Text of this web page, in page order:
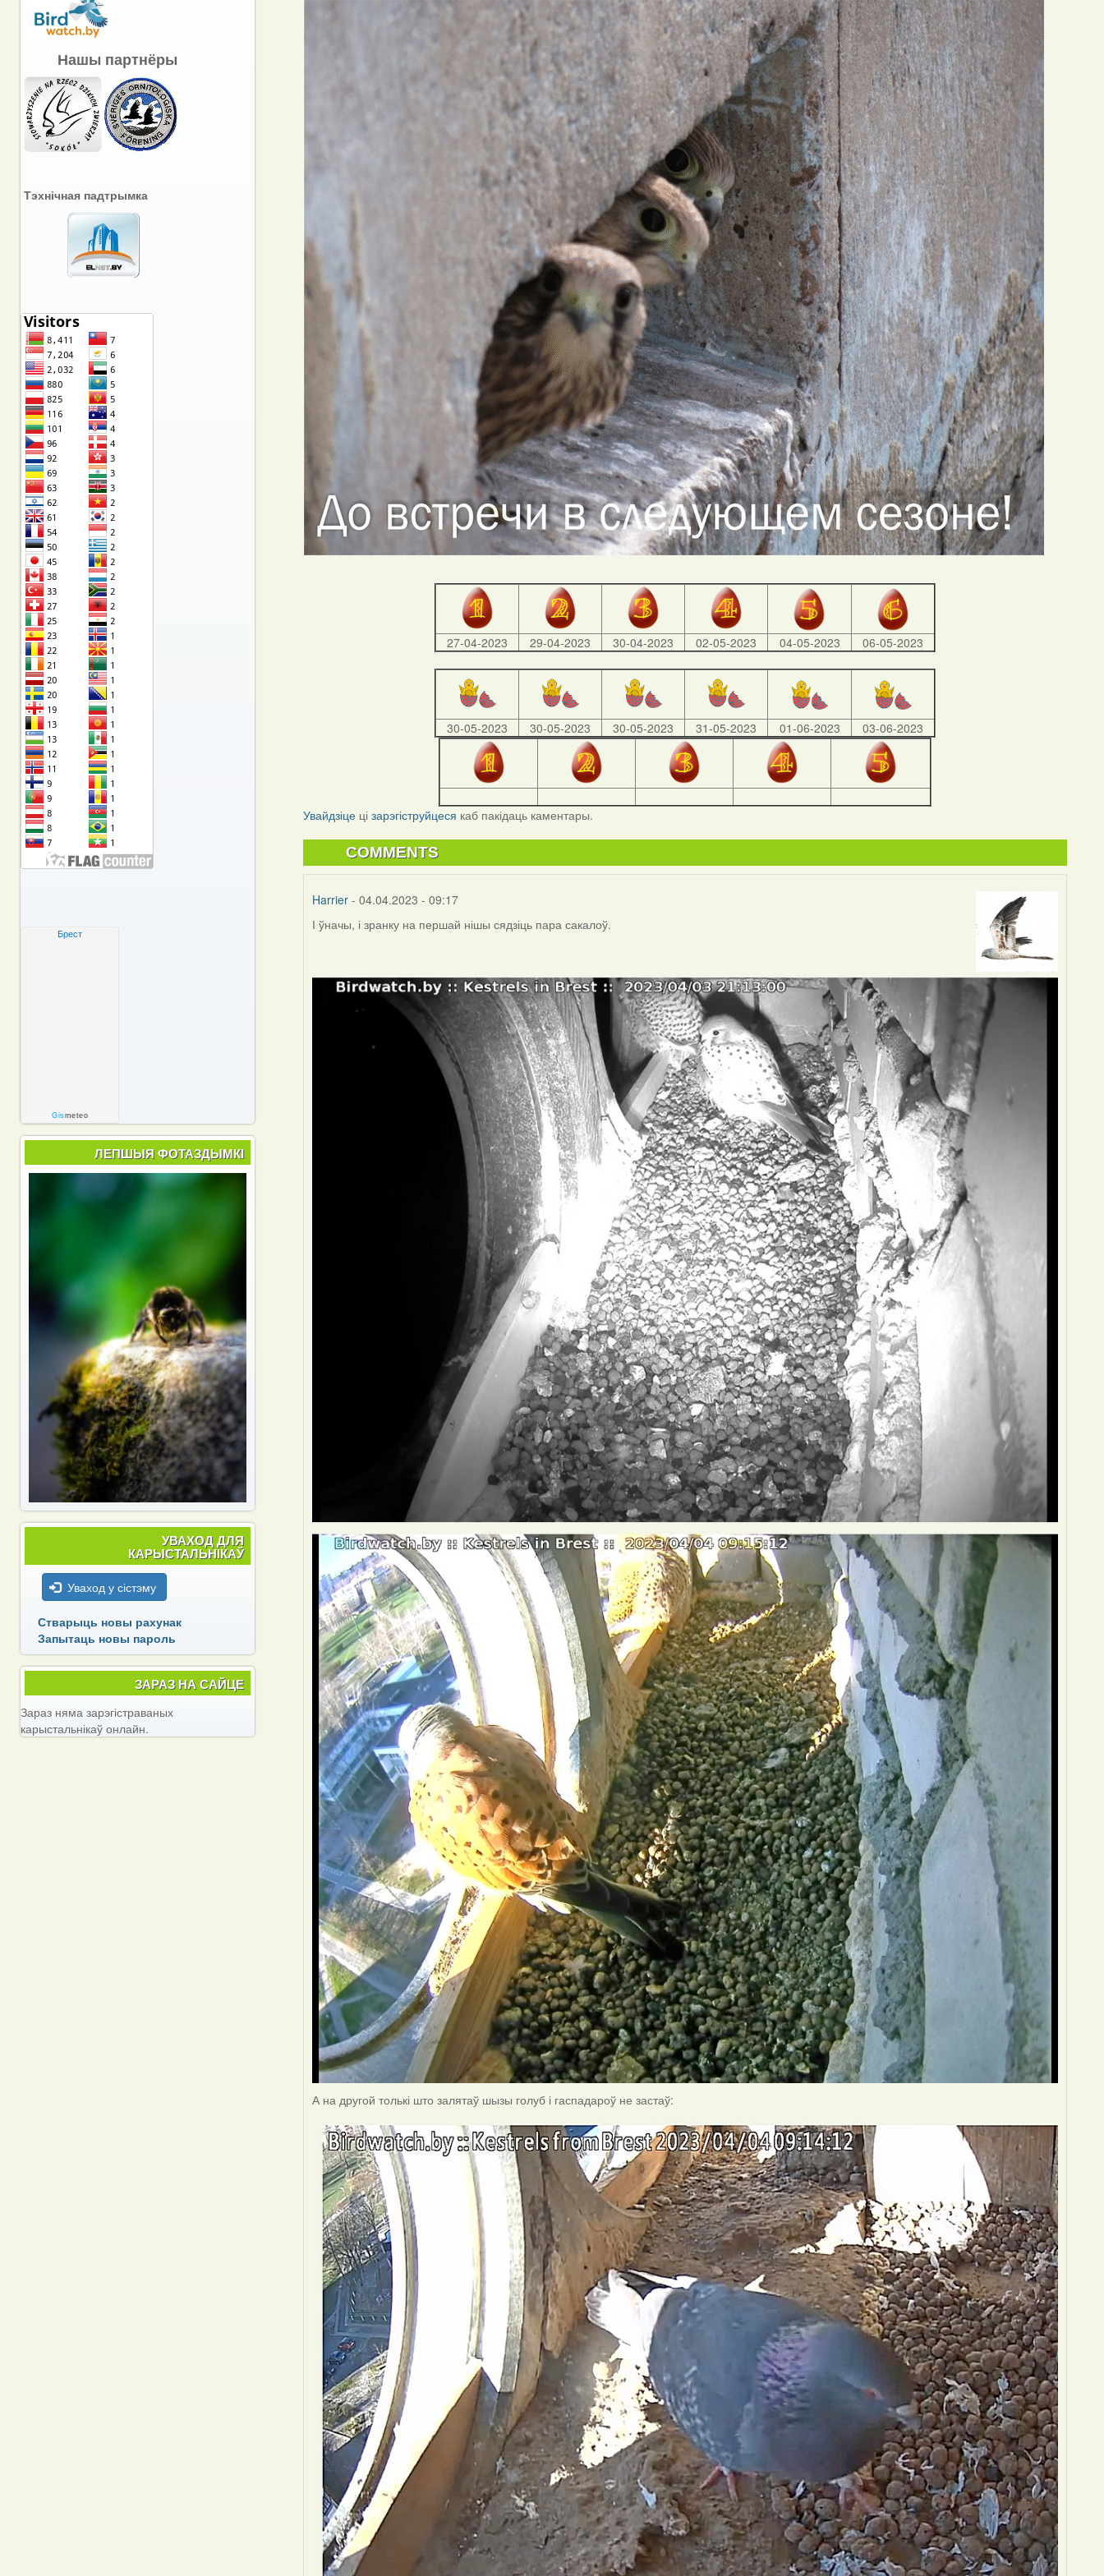
27-04-2023 29-04-2023 30-04-2023 02-05-2023 04-05-2023 06-05-2023
30-05-2023 30-05-2023 30-05-2023 31-05-2023 01-06-2023 03-06-2023
Увайдзіце цізарэгіструйцеся каб пакідаць каментары.
COMMENTS
Harrier - 04.04.2023 - 09:17
І ўначы, і зранку на першай нішы сядзіць пара сакалоў.
А на другой толькі што залятаў шызы голуб і гаспадароў не застаў:
Нашы партнёры
Тэхнічная падтрымка
Брест
Gismeteo
ЛЕПШЫЯ ФОТАЗДЫМКІ
УВАХОД ДЛЯ
КАРЫСТАЛЬНІКАЎ
Уваход у сістэму
Стварыць новы рахунак
Запытаць новы пароль
ЗАРАЗ НА САЙЦЕ
Зараз няма зарэгістраваных
карыстальнікаў онлайн.